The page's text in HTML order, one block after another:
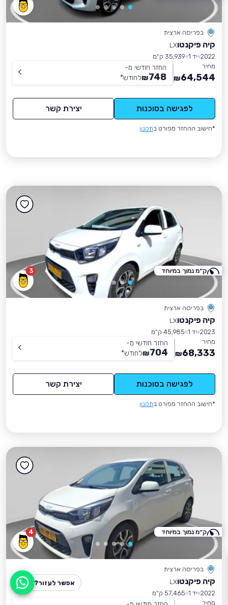
בפריסה ארצית
קיה פיקנטוLX
2022 יד 1
35,939 ק״מ
מחיר
64,544
₪
החזר חודשי מ-
748
₪לחודש*
לפגישה בסוכנות יצירת קשר
*חישוב ההחזר מפורט בתקנון
3
בפריסה ארצית
קיה פיקנטוLX
2023 יד 1
45,985 ק״מ
מחיר
68,333
₪
החזר חודשי מ-
704
₪לחודש*
לפגישה בסוכנות יצירת קשר
*חישוב ההחזר מפורט בתקנון
ק״מ נמוך במיוחד
4
בפריסה ארצית
קיה פיקנטוLX
2022 יד 1
57,465 ק״מ
מחיר
ק״מ נמוך במיוחד
אפשר לעזור?